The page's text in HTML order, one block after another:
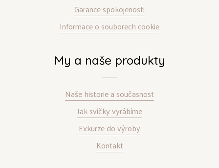
Garance spokojenosti
Informace o souborech cookie
My a naše produkty
Naše historie a současnost
Jak svíčky vyrábíme
Exkurze do výroby
Kontakt